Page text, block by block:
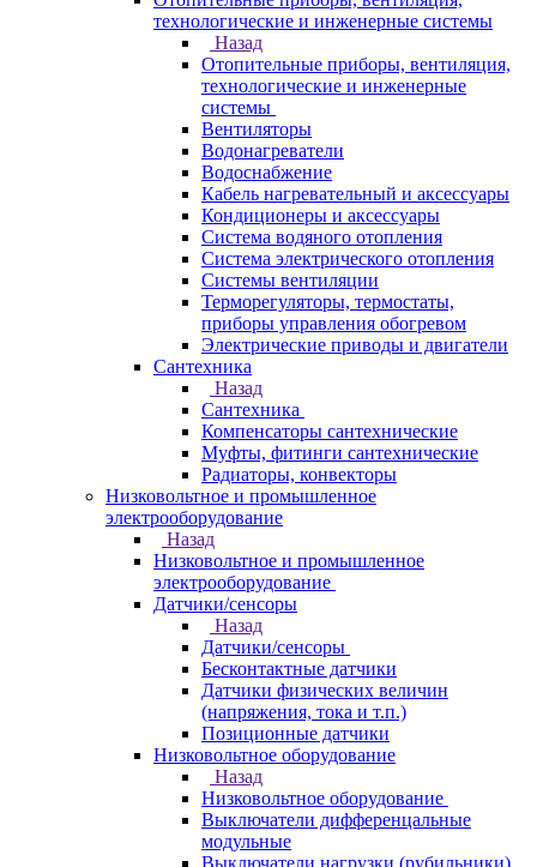
технологические и инженерные системы
Назад
Отопительные приборы, вентиляция,
технологические и инженерные
системы
Вентиляторы
Водонагреватели
Водоснабжение
Кабель нагревательный и аксессуары
Кондиционеры и аксессуары
Система водяного отопления
Система электрического отопления
Системы вентиляции
Терморегуляторы, термостаты,
приборы управления обогревом
Электрические приводы и двигатели
Сантехника
Назад
Сантехника
Компенсаторы сантехнические
Муфты, фитинги сантехнические
Радиаторы, конвекторы
Низковольтное и промышленное
электрооборудование
Назад
Низковольтное и промышленное
электрооборудование
Датчики/сенсоры
Назад
Датчики/сенсоры
Бесконтактные датчики
Датчики физических величин
(напряжения, тока и т.п.)
Позиционные датчики
Низковольтное оборудование
Назад
Низковольтное оборудование
Выключатели дифференцальные
модульные
Выключатели нагрузки (рубильники)